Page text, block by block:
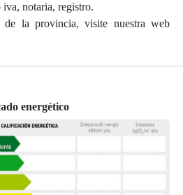
notaria, registro.
de la provincia, visite nuestra web
energético